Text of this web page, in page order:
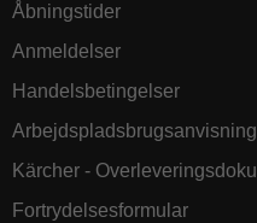
Åbningstider
Anmeldelser
Handelsbetingelser
Kärcher -
Fortrydelsesformular